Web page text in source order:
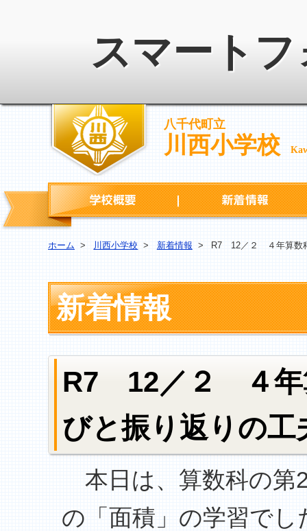
スマート
八千代町立
川西小学校
学校概要
ホーム > 川西小学校 > 新着情報 > R7 12／２ ４年算数
新着情報
R7 12／２ ４年
びと振り返りの工
本日は、算数科の第
の「面積」の学習で